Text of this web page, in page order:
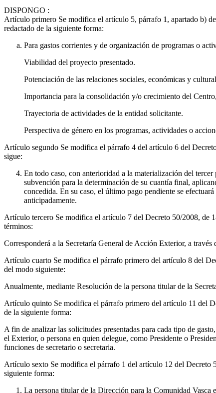
DISPONGO :
Artículo primero Se modifica el artículo 5, párrafo 1, apartado b)
redactado de la siguiente forma:
Para gastos corrientes y de organización de programas o
Viabilidad del proyecto presentado.
Potenciación de las relaciones sociales, económicas y
Importancia para la consolidación y/o crecimiento del
Trayectoria de actividades de la entidad solicitante.
Perspectiva de género en los programas, actividades o
Artículo segundo Se modifica el párrafo 4 del artículo 6 del
sigue:
En todo caso, con anterioridad a la materialización del
subvención para la determinación de su cuantía final,
concedida. En su caso, el último pago pendiente se
anticipadamente.
Artículo tercero Se modifica el artículo 7 del Decreto 50/2008, de
términos:
Corresponderá a la Secretaría General de Acción Exterior, a
Artículo cuarto Se modifica el párrafo primero del artículo 8 del
del modo siguiente:
Anualmente, mediante Resolución de la persona titular de la
Artículo quinto Se modifica el párrafo primero del artículo 11 del
de la siguiente forma:
A fin de analizar las solicitudes presentadas para cada tipo de
el Exterior, o persona en quien delegue, como Presidente o
funciones de secretario o secretaria.
Artículo sexto Se modifica el párrafo 1 del artículo 12 del Decreto
siguiente forma:
La persona titular de la Dirección para la Comunidad Vasca